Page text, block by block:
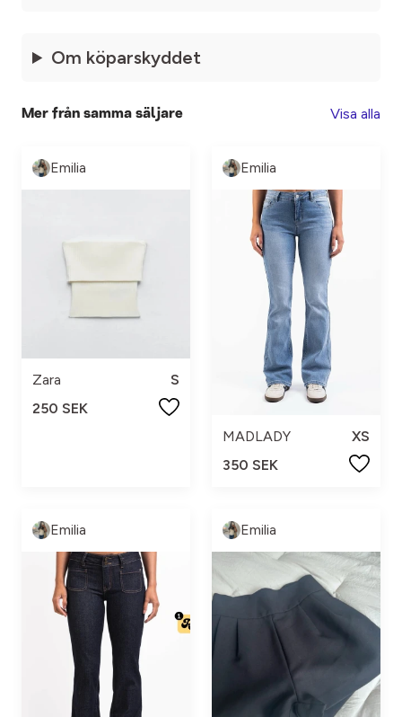
Om köparskyddet
Mer från samma säljare Visa alla
Emilia
Zara
S
250 SEK
Emilia
MADLADY
XS
350 SEK
Emilia Emilia